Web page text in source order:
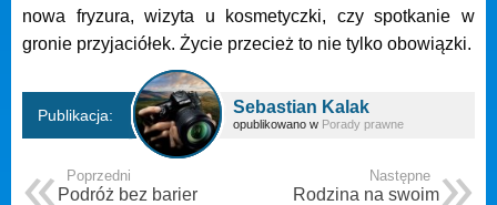
nowa fryzura, wizyta u kosmetyczki, czy spotkanie w
gronie przyjaciółek. Życie przecież to nie tylko obowiązki.
Publikacja: Sebastian Kalak
opublikowano w Porady prawne
Poprzedni
Podróż bez barier
Następne
Rodzina na swoim